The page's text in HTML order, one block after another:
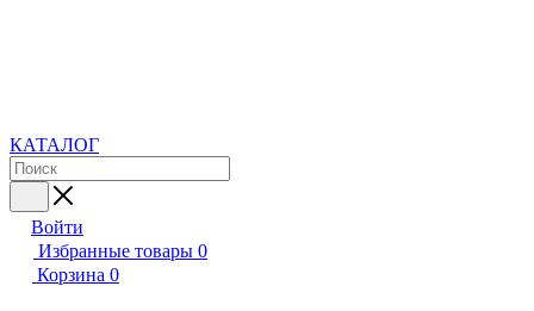
КАТАЛОГ
Войти
Избранные товары 0
Корзина 0